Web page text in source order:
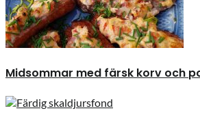
Midsommar med färsk korv och